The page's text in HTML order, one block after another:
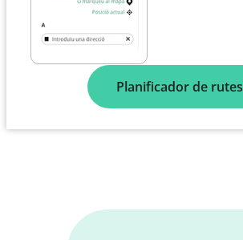
Planificador de rutes